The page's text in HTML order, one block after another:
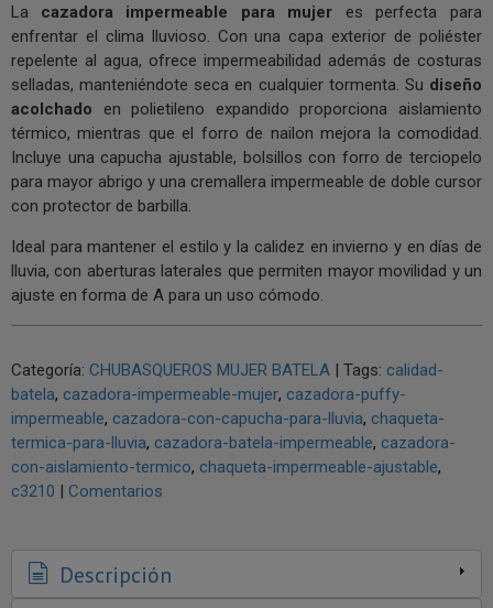
La cazadora impermeable para mujer es perfecta para
enfrentar el clima lluvioso. Con una capa exterior de poliéster
repelente al agua, ofrece impermeabilidad además de costuras
selladas, manteniéndote seca en cualquier tormenta. Su diseño
acolchado en polietileno expandido proporciona aislamiento
térmico, mientras que el forro de nailon mejora la comodidad.
Incluye una capucha ajustable, bolsillos con forro de terciopelo
para mayor abrigo y una cremallera impermeable de doble cursor
con protector de barbilla.
Ideal para mantener el estilo y la calidez en invierno y en días de
lluvia, con aberturas laterales que permiten mayor movilidad y un
ajuste en forma de A para un uso cómodo.
Categoría: CHUBASQUEROS MUJER BATELA | Tags: calidad-
batela cazadora-impermeable-mujer cazadora-puffy-
impermeable cazadora-con-capucha-para-lluvia chaqueta-
termica-para-lluvia cazadora-batela-impermeable cazadora-
con-aislamiento-termico chaqueta-impermeable-ajustable
c3210 | Comentarios
Descripción